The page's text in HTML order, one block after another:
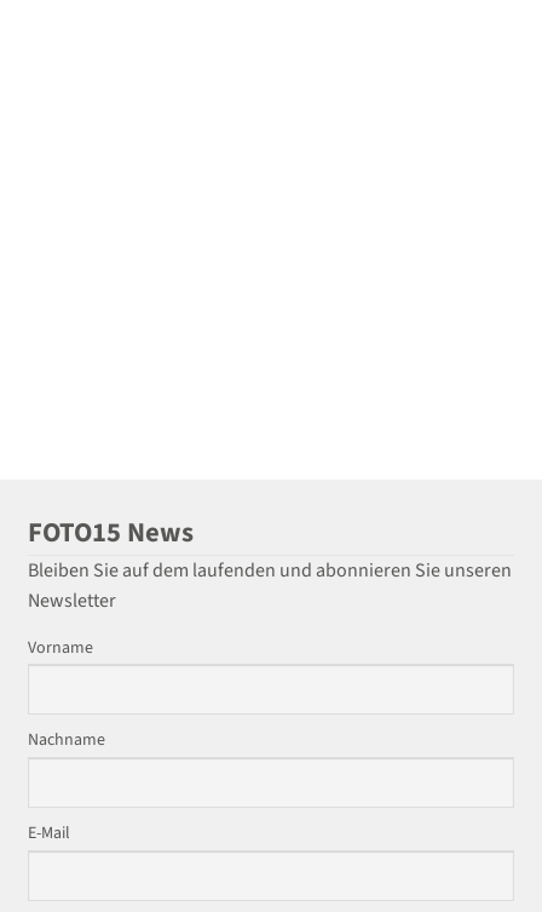
FOTO15 News
Bleiben Sie auf dem laufenden und abonnieren Sie unseren
Newsletter
Vorname
Nachname
E-Mail